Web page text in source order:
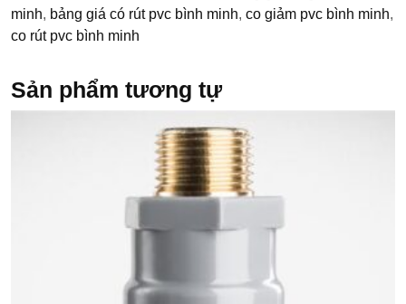
minh, bảng giá có rút pvc bình minh, co giảm pvc bình minh,
co rút pvc bình minh
Sản phẩm tương tự